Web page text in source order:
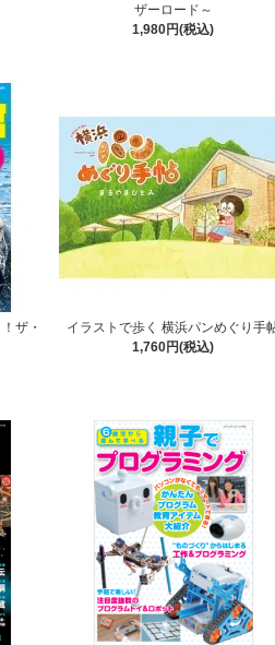
ザーロード～
1,980円(税込)
ザ・
イラストで歩く 横浜パンめぐり手
1,760円(税込)